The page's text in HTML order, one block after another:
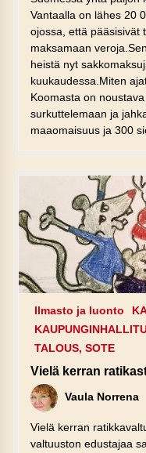
Vantaalla on lähes 20
ojossa, että pääsisivät
maksamaan
heistä nyt
kuukaudessa.Miten
Koomasta on
surkuttelemaan ja
maaomaisuus ja 300
Ilmasto ja luonto
TALOUS, SOTE
Vielä kerran
Vaula Norrena
Vielä kerran
valtuuston edustajaa